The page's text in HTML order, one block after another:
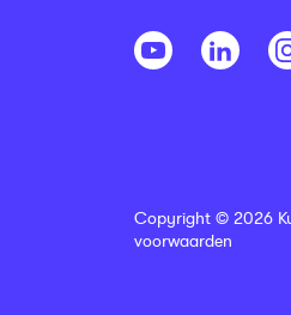
Copyright © 2026
voorwaarden